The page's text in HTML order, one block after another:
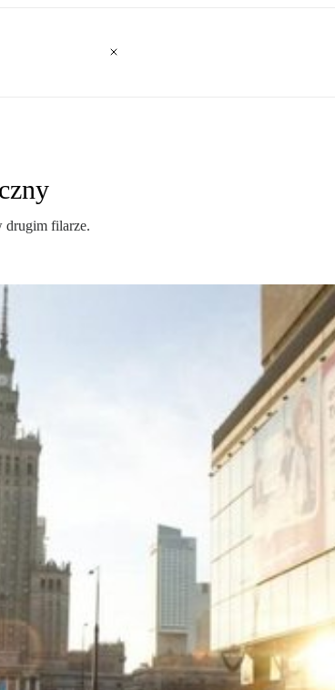
drugim filarze.